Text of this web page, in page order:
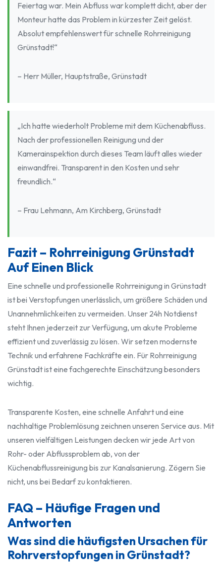
Feiertag war. Mein Abfluss war komplett dicht, aber der
Monteur hatte das Problem in kürzester Zeit gelöst.
Absolut empfehlenswert für schnelle Rohrreinigung
Grünstadt!“
– Herr Müller, Hauptstraße, Grünstadt
„Ich hatte wiederholt Probleme mit dem Küchenabfluss.
Nach der professionellen Reinigung und der
Kamerainspektion durch dieses Team läuft alles wieder
einwandfrei. Transparent in den Kosten und sehr
freundlich.“
– Frau Lehmann, Am Kirchberg, Grünstadt
Fazit – Rohrreinigung Grünstadt
Auf Einen Blick
Eine schnelle und professionelle Rohrreinigung in Grünstadt
ist bei Verstopfungen unerlässlich, um größere Schäden und
Unannehmlichkeiten zu vermeiden. Unser 24h Notdienst
steht Ihnen jederzeit zur Verfügung, um akute Probleme
effizient und zuverlässig zu lösen. Wir setzen modernste
Technik und erfahrene Fachkräfte ein. Für Rohrreinigung
Grünstadt ist eine fachgerechte Einschätzung besonders
wichtig.
Transparente Kosten, eine schnelle Anfahrt und eine
nachhaltige Problemlösung zeichnen unseren Service aus. Mit
unseren vielfältigen Leistungen decken wir jede Art von
Rohr- oder Abflussproblem ab, von der
Küchenabflussreinigung bis zur Kanalsanierung. Zögern Sie
nicht, uns bei Bedarf zu kontaktieren.
FAQ – Häufige Fragen und
Antworten
Was sind die häufigsten Ursachen für
Rohrverstopfungen in Grünstadt?